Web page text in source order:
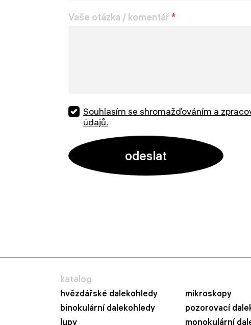
Vaše otázka / komentář*
Souhlasím se shromažďováním a
údajů.
katalog
hvězdářské dalekohledy
mikroskopy
binokulární dalekohledy
pozorovací
lupy
monokulární